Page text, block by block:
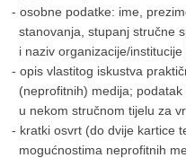
- osobne podatke: ime,
stanovanja, stupanj stručne
i naziv organizacije/institucije
- opis vlastitog iskustva
(neprofitnih) medija; podatak
u nekom stručnom tijelu za
- kratki osvrt (do dvije kartice
mogućnostima neprofitnih